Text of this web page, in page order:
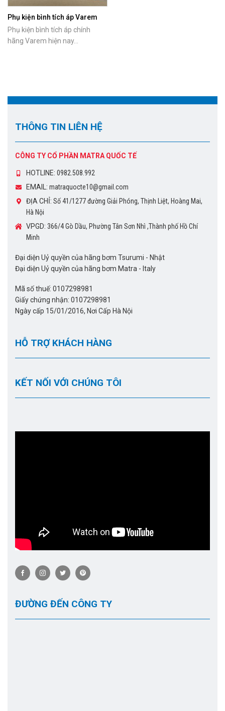
Phụ kiện bình tích áp Varem
chính hãng
Phụ kiện bình tích áp chính
hãng Varem hiện nay...
THÔNG TIN LIÊN HỆ
CÔNG TY CỔ PHẦN MATRA QUỐC TẾ
HOTLINE: 0982.508.992
EMAIL: matraquocte10@gmail.com
ĐỊA CHỈ: Số 41/1277 đường Giải Phóng, Thịnh Liệt, Hoàng Mai,
Hà Nội
VPGD: 366/4 Gò Dầu, Phường Tân Sơn Nhì ,Thành phố Hồ Chí
Minh
Đại diện Uỷ quyền của hãng bơm Tsurumi - Nhật
Đại diện Uỷ quyền của hãng bơm Matra - Italy
Mã số thuế: 0107298981
Giấy chứng nhận: 0107298981
Ngày cấp 15/01/2016, Nơi Cấp Hà Nội
HỖ TRỢ KHÁCH HÀNG
KẾT NỐI VỚI CHÚNG TÔI
ĐƯỜNG ĐẾN CÔNG TY